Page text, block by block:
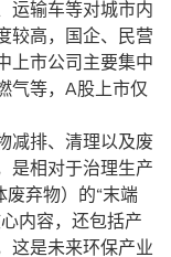
运输车等对城市内
较高，国企、民营
上市公司主要集中
气等，A股上市仅
减排、清理以及废
是相对于治理生产
废弃物）的“末端
内容，还包括产
这是未来环保产业